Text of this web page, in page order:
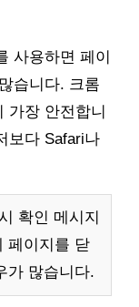
사용하면 페이
습니다. 크롬
가장 안전합니
보다 Safari나
확인 메시지
페이지를 닫
가 많습니다.